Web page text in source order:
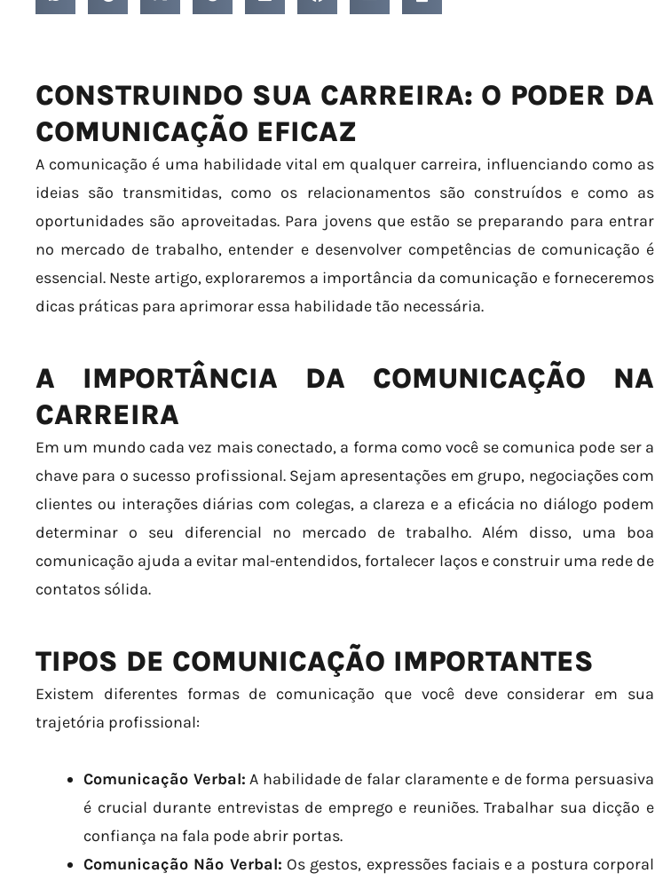
CONSTRUINDO SUA CARREIRA: O PODER DA
COMUNICAÇÃO EFICAZ
A comunicação é uma habilidade vital em qualquer carreira, influenciando como as
ideias são transmitidas, como os relacionamentos são construídos e como as
oportunidades são aproveitadas. Para jovens que estão se preparando para entrar
no mercado de trabalho, entender e desenvolver competências de comunicação é
essencial. Neste artigo, exploraremos a importância da comunicação e forneceremos
dicas práticas para aprimorar essa habilidade tão necessária.
A IMPORTÂNCIA DA COMUNICAÇÃO NA
CARREIRA
Em um mundo cada vez mais conectado, a forma como você se comunica pode ser a
chave para o sucesso profissional. Sejam apresentações em grupo, negociações com
clientes ou interações diárias com colegas, a clareza e a eficácia no diálogo podem
determinar o seu diferencial no mercado de trabalho. Além disso, uma boa
comunicação ajuda a evitar mal-entendidos, fortalecer laços e construir uma rede de
contatos sólida.
TIPOS DE COMUNICAÇÃO IMPORTANTES
Existem diferentes formas de comunicação que você deve considerar em sua
trajetória profissional:
Comunicação Verbal: A habilidade de falar claramente e de forma persuasiva
é crucial durante entrevistas de emprego e reuniões. Trabalhar sua dicção e
confiança na fala pode abrir portas.
Comunicação Não Verbal: Os gestos, expressões faciais e a postura corporal